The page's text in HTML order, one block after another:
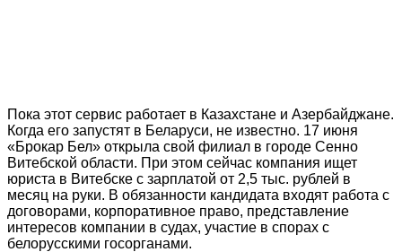
Пока этот сервис работает в Казахстане и Азербайджане.
Когда его запустят в Беларуси, не известно. 17 июня
«Брокар Бел» открыла свой филиал в городе Сенно
Витебской области. При этом сейчас компания ищет
юриста в Витебске с зарплатой от 2,5 тыс. рублей в
месяц на руки. В обязанности кандидата входят работа с
договорами, корпоративное право, представление
интересов компании в судах, участие в спорах с
белорусскими госорганами.